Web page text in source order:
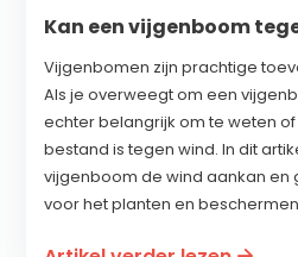
Kan een vijgenboom
Vijgenbomen zijn prachtige
Als je overweegt om een
echter belangrijk om te weten
bestand is tegen wind. In dit
vijgenboom de wind aankan en
voor het planten en